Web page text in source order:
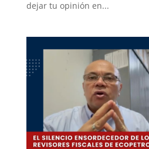
dejar tu opinión en...